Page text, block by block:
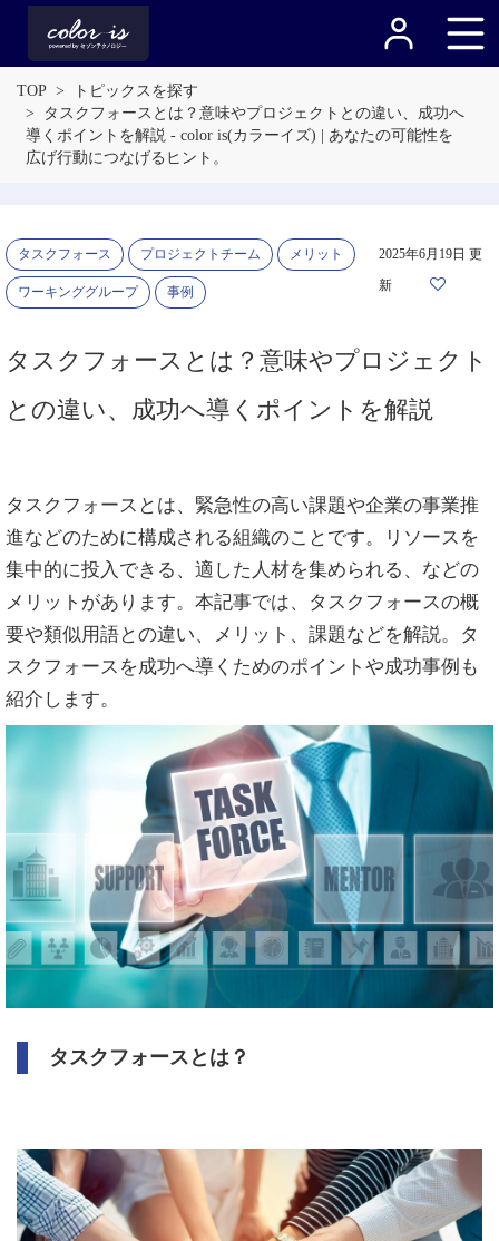
TOP
トピックスを探す
タスクフォースとは？意味やプロジェクトとの違い、成功へ
導くポイントを解説 - color is(カラーイズ) | あなたの可能性を
広げ行動につなげるヒント。
タスクフォース プロジェクトチーム メリット
ワーキンググループ 事例
2025年6月19日 更
新
タスクフォースとは？意味やプロジェクト
との違い、成功へ導くポイントを解説
タスクフォースとは、緊急性の高い課題や企業の事業推
進などのために構成される組織のことです。リソースを
集中的に投入できる、適した人材を集められる、などの
メリットがあります。本記事では、タスクフォースの概
要や類似用語との違い、メリット、課題などを解説。タ
スクフォースを成功へ導くためのポイントや成功事例も
紹介します。
タスクフォースとは？